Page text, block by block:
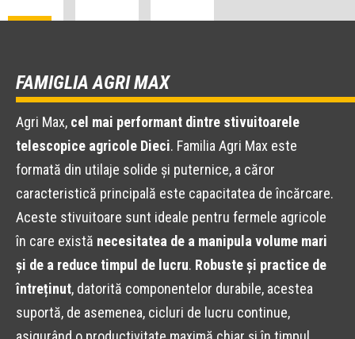
FAMIGLIA AGRI MAX
Agri Max, cel mai performant dintre stivuitoarele
telescopice agricole Dieci. Familia Agri Max este
formată din utilaje solide și puternice, a căror
caracteristică principală este capacitatea de încărcare.
Aceste stivuitoare sunt ideale pentru fermele agricole
în care există necesitatea de a manipula volume mari
și de a reduce timpul de lucru. Robuste și practice de
întreținut, datorită componentelor durabile, acestea
suportă, de asemenea, cicluri de lucru continue,